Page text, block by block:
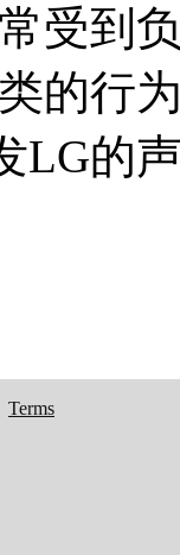
受到
的行
LG的
Terms